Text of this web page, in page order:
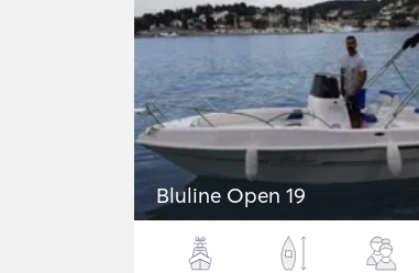
Bluline Open 19